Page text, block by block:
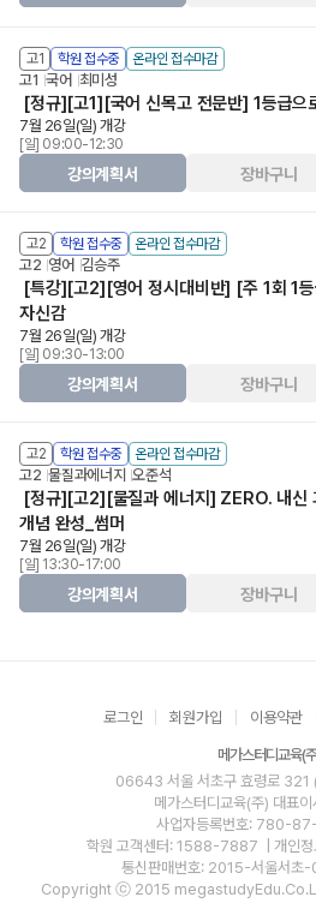
고1 학원 접수중 온라인 접수마감
고1 국어 최미성
[정규][고1][국어 신목고 전문반] 1등급으
7월 26일(일) 개강
[일] 09:00-12:30
강의계획서 장바구니
고2 학원 접수중 온라인 접수마감
고2 영어 김승주
[특강][고2][영어 정시대비반] [주 1회 1
자신감
7월 26일(일) 개강
[일] 09:30-13:00
강의계획서 장바구니
고2 학원 접수중 온라인 접수마감
고2 물질과에너지 오준석
[정규][고2][물질과 에너지] ZERO. 내신
개념 완성_썸머
7월 26일(일) 개강
[일] 13:30-17:00
강의계획서 장바구니
로그인 회원가입 이용약관
메가스터디교육(
06643 서울 서초구 효령로 321
메가스터디교육(주) 대표이
사업자등록번호: 780-
학원 고객센터: 1588-7887
| 개인
통신판매번호: 2015-서울서초
Copyright ⓒ 2015